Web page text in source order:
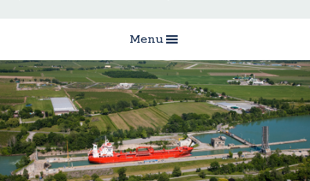
Menu